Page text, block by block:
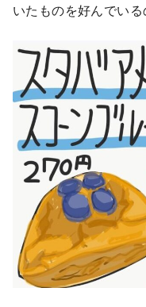
いたものを好んでいる